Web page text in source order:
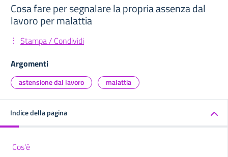
Cosa fare per segnalare la propria assenza dal
lavoro per malattia
Stampa / Condividi
Argomenti
astensione dal lavoro malattia
Indice della pagina
Cos'è